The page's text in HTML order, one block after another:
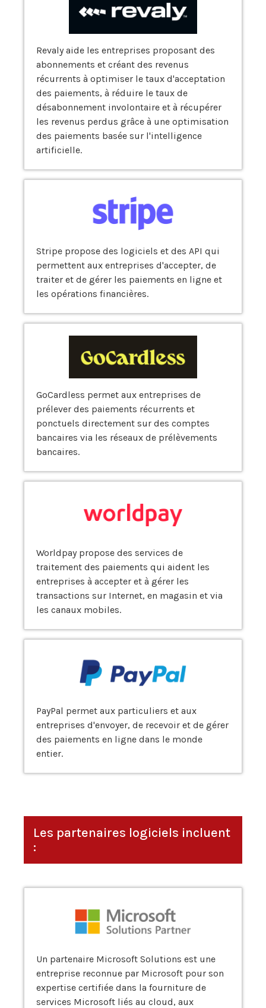
Revaly aide les entreprises proposant des
abonnements et créant des revenus
récurrents à optimiser le taux d'acceptation
des paiements, à réduire le taux de
désabonnement involontaire et à récupérer
les revenus perdus grâce à une optimisation
des paiements basée sur l'intelligence
artificielle.
Stripe propose des logiciels et des API qui
permettent aux entreprises d'accepter, de
traiter et de gérer les paiements en ligne et
les opérations financières.
GoCardless permet aux entreprises de
prélever des paiements récurrents et
ponctuels directement sur des comptes
bancaires via les réseaux de prélèvements
bancaires.
Worldpay propose des services de
traitement des paiements qui aident les
entreprises à accepter et à gérer les
transactions sur Internet, en magasin et via
les canaux mobiles.
PayPal permet aux particuliers et aux
entreprises d'envoyer, de recevoir et de gérer
des paiements en ligne dans le monde
entier.
Les partenaires logiciels incluent
:
Un partenaire Microsoft Solutions est une
entreprise reconnue par Microsoft pour son
expertise certifiée dans la fourniture de
services Microsoft liés au cloud, aux